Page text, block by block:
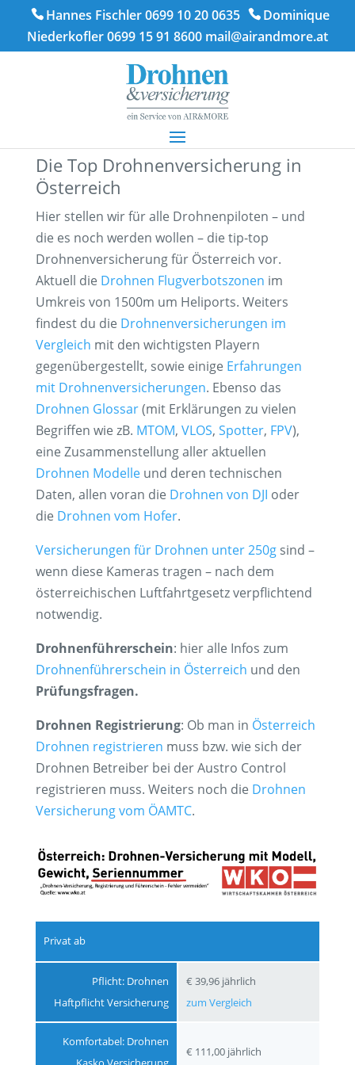
Hannes Fischler 0699 10 20 0635
Dominique
Niederkofler 0699 15 91 8600 mail@airandmore.at
Die Top Drohnenversicherung in
Österreich
Hier stellen wir für alle Drohnenpiloten – und
die es noch werden wollen – die tip-top
Drohnenversicherung für Österreich vor.
Aktuell die Drohnen Flugverbotszonen im
Umkreis von 1500m um Heliports. Weiters
findest du die Drohnenversicherungen im
Vergleich mit den wichtigsten Playern
gegenübergestellt, sowie einige Erfahrungen
mit Drohnenversicherungen. Ebenso das
Drohnen Glossar(mit Erklärungen zu vielen
Begriffen wie zB. MTOM, VLOS, Spotter, FPV),
eine Zusammenstellung aller aktuellen
Drohnen Modelleund deren technischen
Daten, allen voran die Drohnen von DJI oder
die Drohnen vom Hofer.
Versicherungen für Drohnen unter 250gsind –
wenn diese Kameras tragen – nach dem
österreichischen Luftfahrtgesetz verpflichtend
notwendig.
Drohnenführerschein: hier alle Infos zum
Drohnenführerschein in Österreich und den
Prüfungsfragen.
Drohnen Registrierung: Ob man in Österreich
Drohnen registrieren muss bzw. wie sich der
Drohnen Betreiber bei der Austro Control
registrieren muss. Weiters noch die Drohnen
Versicherung vom ÖAMTC.
Pflicht: Drohnen
Haftpflicht Versicherung
Komfortabel: Drohnen
Privat ab
€ 39,96 jährlich
zum Vergleich
€ 111,00 jährlich